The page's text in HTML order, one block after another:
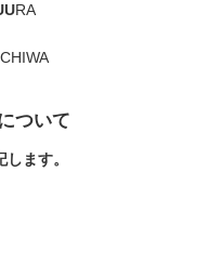
RA
CHIWA
ついて
ます。